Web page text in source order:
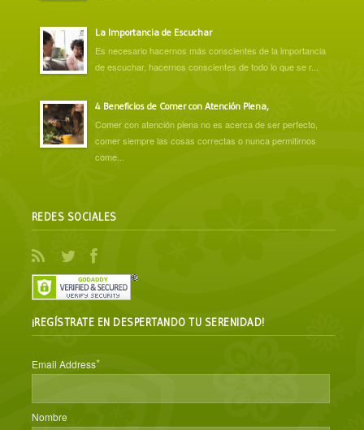
La Importancia de Escuchar
Es necesario hacernos más conscientes de la importancia
de escuchar, hacernos conscientes de todo lo que se r...
4 Beneficios de Comer con Atención Plena,
Comer con atención plena no es acerca de ser perfecto,
comer siempre las cosas correctas o nunca permitirnos
come...
REDES SOCIALES
¡REGÍSTRATE EN DESPERTANDO TU SERENIDAD!
Email Address*
Nombre